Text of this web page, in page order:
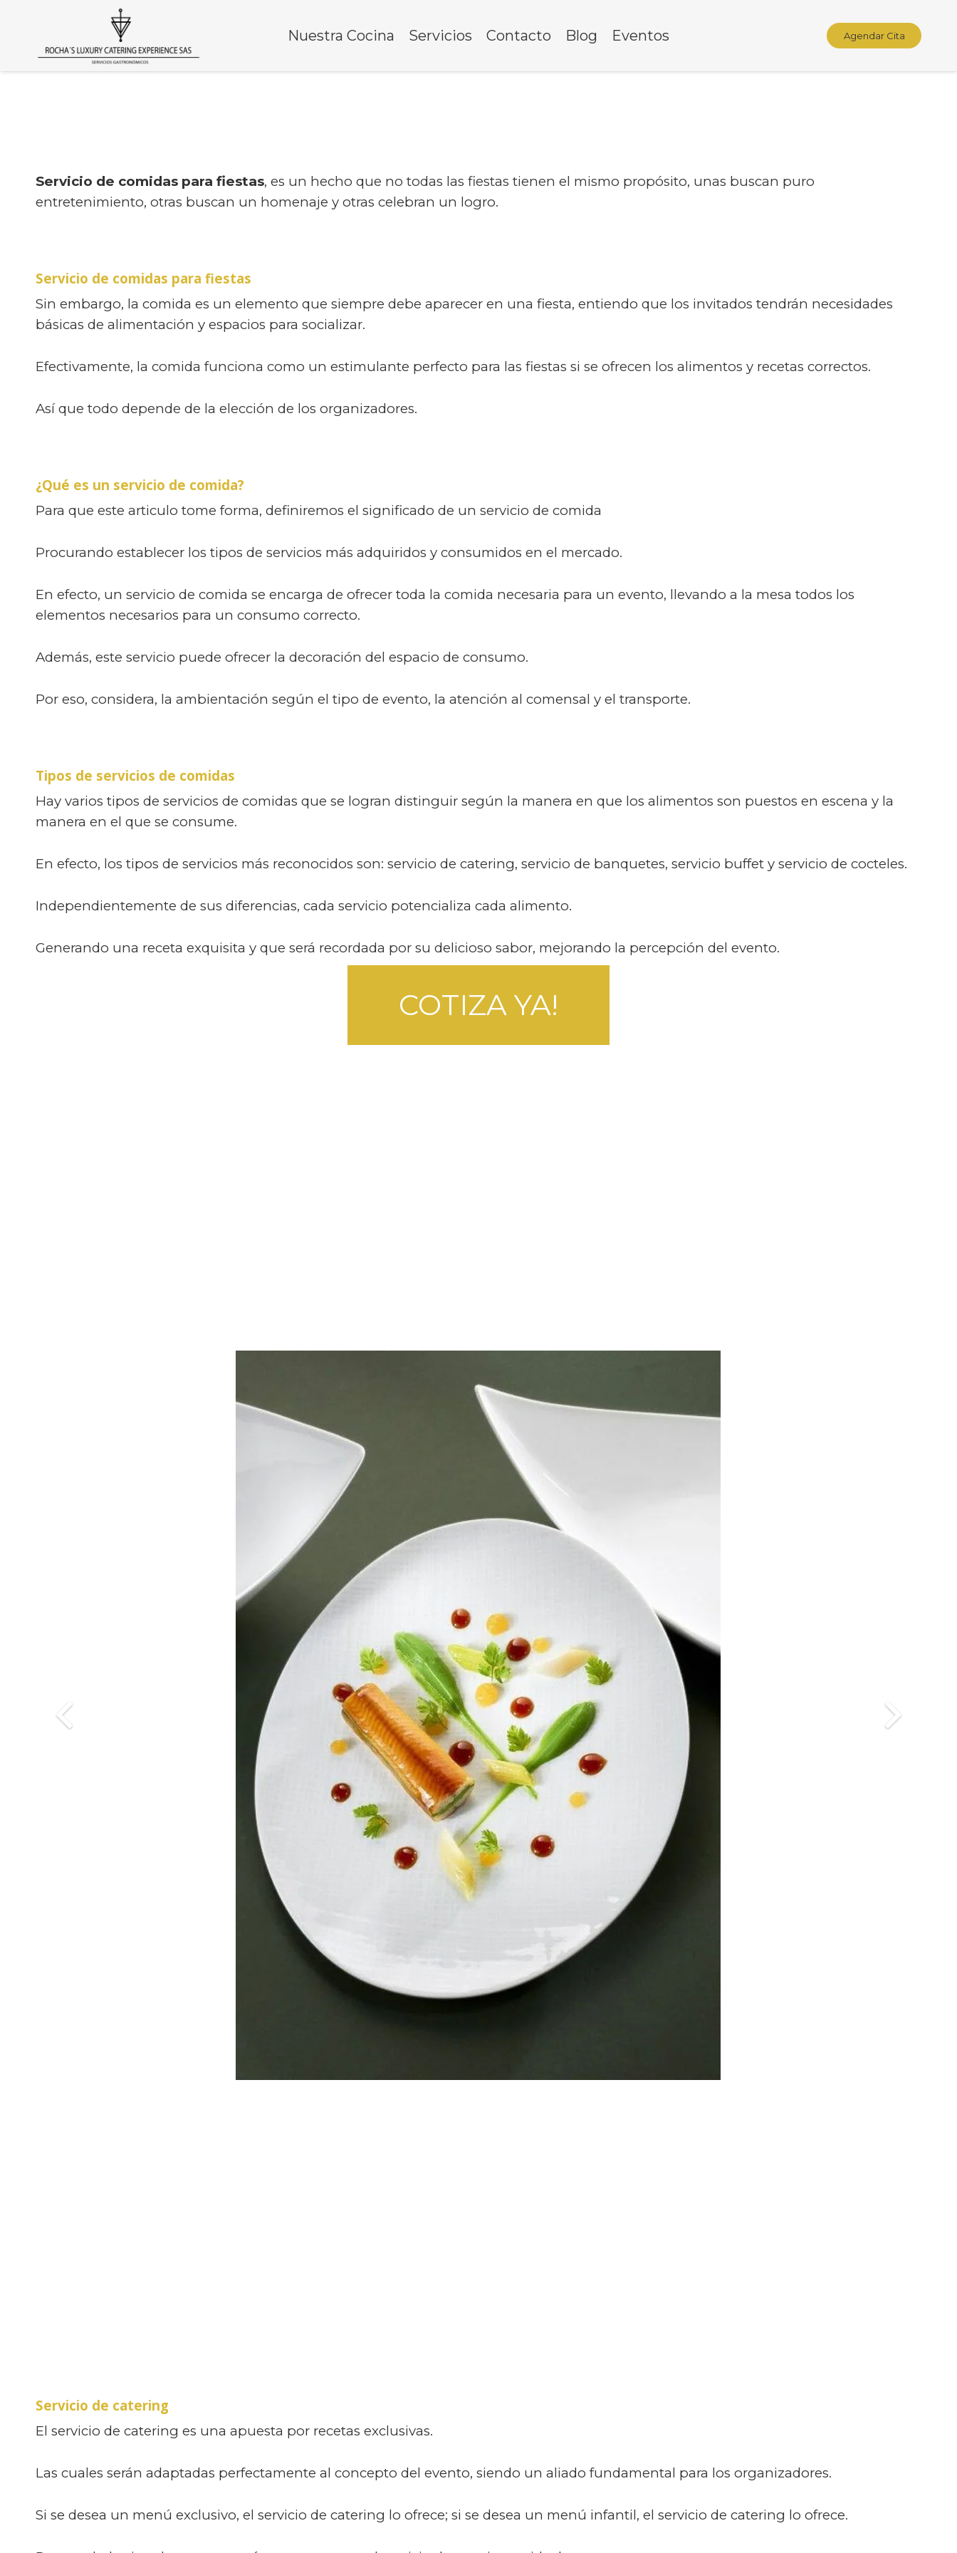
Nuestra Cocina Servicios Contacto Blog Eventos Agendar Cita
Servicio de comidas para fiestas, es un hecho que no todas las fiestas tienen el mismo propósito, unas buscan puro
entretenimiento, otras buscan un homenaje y otras celebran un logro.
Servicio de comidas para fiestas
Sin embargo, la comida es un elemento que siempre debe aparecer en una fiesta, entiendo que los invitados tendrán necesidades
básicas de alimentación y espacios para socializar.
Efectivamente, la comida funciona como un estimulante perfecto para las fiestas si se ofrecen los alimentos y recetas correctos.
Así que todo depende de la elección de los organizadores.
¿Qué es un servicio de comida?
Para que este articulo tome forma, definiremos el significado de un servicio de comida
Procurando establecer los tipos de servicios más adquiridos y consumidos en el mercado.
En efecto, un servicio de comida se encarga de ofrecer toda la comida necesaria para un evento, llevando a la mesa todos los
elementos necesarios para un consumo correcto.
Además, este servicio puede ofrecer la decoración del espacio de consumo.
Por eso, considera, la ambientación según el tipo de evento, la atención al comensal y el transporte.
Tipos de servicios de comidas
Hay varios tipos de servicios de comidas que se logran distinguir según la manera en que los alimentos son puestos en escena y la
manera en el que se consume.
En efecto, los tipos de servicios más reconocidos son: servicio de catering, servicio de banquetes, servicio buffet y servicio de cocteles.
Independientemente de sus diferencias, cada servicio potencializa cada alimento.
Generando una receta exquisita y que será recordada por su delicioso sabor, mejorando la percepción del evento.
COTIZA YA!
Servicio de catering
El servicio de catering es una apuesta por recetas exclusivas.
Las cuales serán adaptadas perfectamente al concepto del evento, siendo un aliado fundamental para los organizadores.
Si se desea un menú exclusivo, el servicio de catering lo ofrece; si se desea un menú infantil, el servicio de catering lo ofrece.